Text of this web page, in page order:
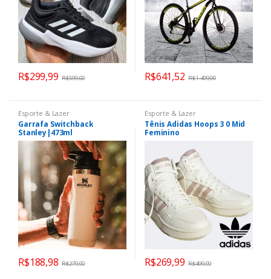
R$299,99 R$599,00 R$641,52 R$1.499,00
Esporte & Lazer
Garrafa Switchback
Stanley|473ml
R$188,98 R$279,90
Esporte & Lazer
Tênis Adidas Hoops 3 0 Mid
Feminino
R$269,99 R$499,99